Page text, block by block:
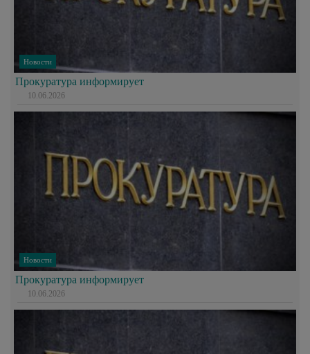
Новости
Прокуратура информирует
10.06.2026
Новости
Прокуратура информирует
10.06.2026